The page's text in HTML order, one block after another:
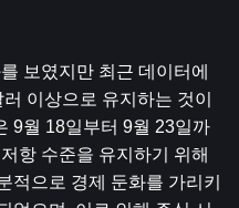
보였지만 최근 데이터에
이상으로 유지하는 것이
9월 18일부터 9월 23일까
항 수준을 유지하기 위해
적으로 경제 둔화를 가리키